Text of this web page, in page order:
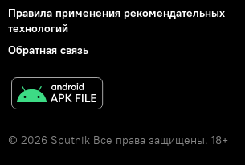
Правила применения рекомендательных
технологий
Обратная связь
© 2026 Sputnik Все права защищены. 18+